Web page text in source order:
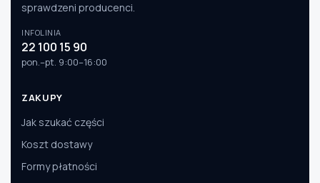
sprawdzeni producenci.
INFOLINIA
22 100 15 90
pon.–pt. 9:00–16:00
ZAKUPY
Jak szukać części
Koszt dostawy
Formy płatności